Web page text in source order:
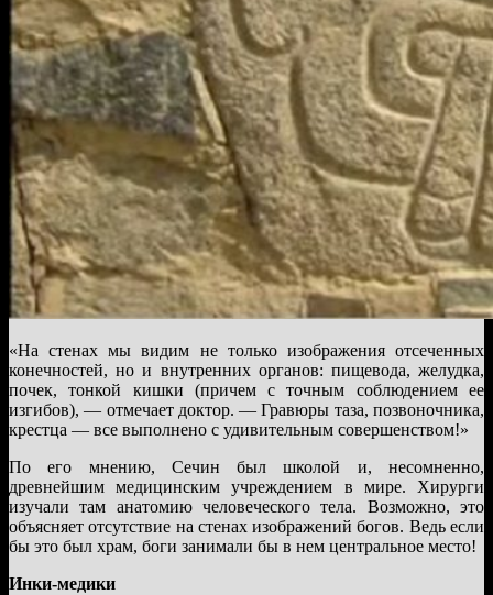
«На стенах мы видим не только изображения отсеченных
конечностей, но и внутренних органов: пищевода, желудка,
почек, тонкой кишки (причем с точным соблюдением ее
изгибов), — отмечает доктор. — Гравюры таза, позвоночника,
крестца — все выполнено с удивительным совершенством!»
По его мнению, Сечин был школой и, несомненно,
древнейшим медицинским учреждением в мире. Хирурги
изучали там анатомию человеческого тела. Возможно, это
объясняет отсутствие на стенах изображений богов. Ведь если
бы это был храм, боги занимали бы в нем центральное место!
Инки-медики